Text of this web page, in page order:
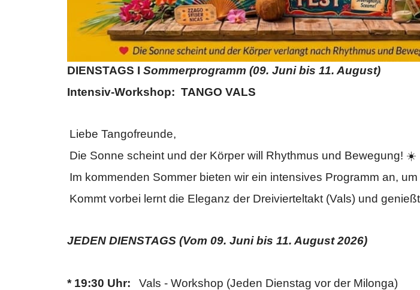
DIENSTAGS I Sommerprogramm (09. Juni bis 11. August)
Intensiv-Workshop: TANGO VALS
Liebe Tangofreunde,
Die Sonne scheint und der Körper will Rhythmus und Bewegung! ☀️
Im kommenden Sommer bieten wir ein intensives Programm an,
Kommt vorbei lernt die Eleganz der Dreivierteltakt (Vals) und
JEDEN DIENSTAGS (Vom 09. Juni bis 11. August 2026)
* 19:30 Uhr:
Vals - Workshop (Jeden Dienstag vor der Milonga)